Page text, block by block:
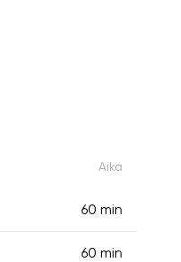
Aika
60 min
60 min